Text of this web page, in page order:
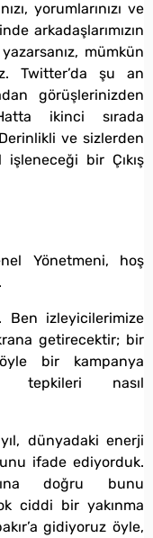
yorumlarınızı ve
arkadaşlarımızın
mümkün
Twitter’da şu an
görüşlerinizden
ikinci sırada
ve sizlerden
bir Çıkış
Yönetmeni, hoş
Ben izleyicilerimize
getirecektir; bir
bir kampanya
tepkileri nasıl
dünyadaki enerji
ifade ediyorduk.
doğru bunu
ciddi bir yakınma
gidiyoruz öyle,